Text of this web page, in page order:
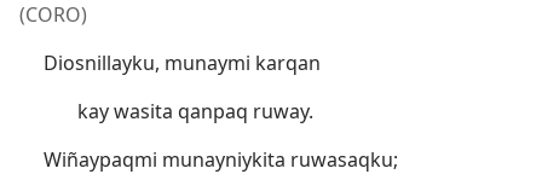
(CORO)
Diosnillayku, munaymi karqan
kay wasita qanpaq ruway.
Wiñaypaqmi munayniykita ruwasaqku;